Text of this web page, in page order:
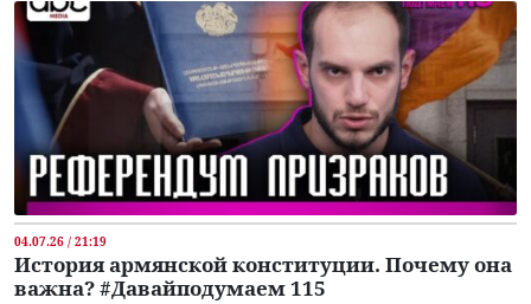
04.07.26 / 21:19
История армянской конституции. Почему она
важна? #Давайподумаем 115